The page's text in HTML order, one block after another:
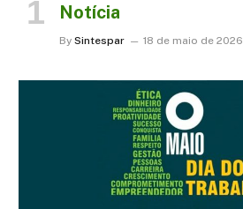
Notícia
By Sintespar 18 de maio de 2026